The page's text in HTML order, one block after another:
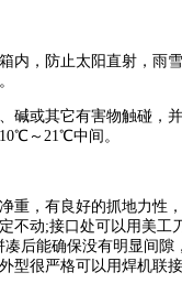
内，防止太阳直射，雨
碱或其它有害物触碰，
～21℃中间。
重，有良好的抓地力性
不动;接口处可以用美工
凑后能确保没有明显间隙
型很严格可以用焊机联接